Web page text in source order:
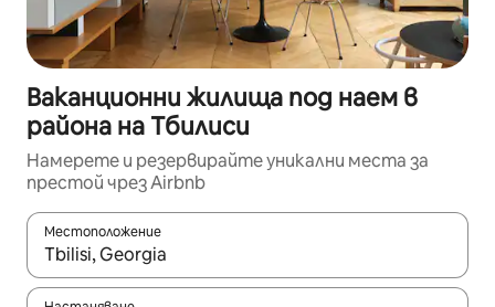
Ваканционни жилища под наем в
района на Тбилиси
Намерете и резервирайте уникални места за
престой чрез Airbnb
Местоположение
Когато резултатите се покажат, използвайте